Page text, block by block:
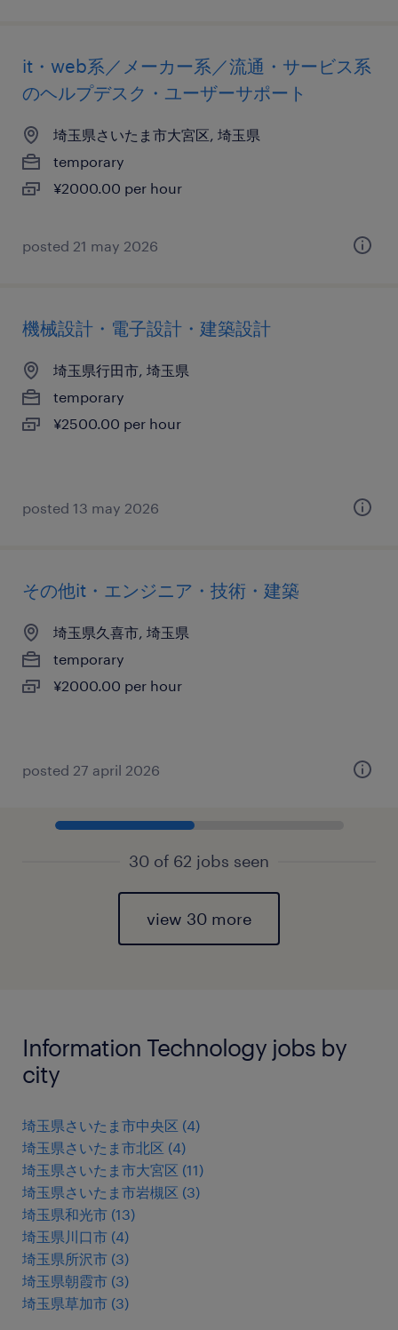
it・web系／メーカー系／流通・サービス系
のヘルプデスク・ユーザーサポート
埼玉県さいたま市大宮区, 埼玉県
temporary
¥2000.00 per hour
posted 21 may 2026
機械設計・電子設計・建築設計
埼玉県行田市, 埼玉県
temporary
¥2500.00 per hour
posted 13 may 2026
その他it・エンジニア・技術・建築
埼玉県久喜市, 埼玉県
temporary
¥2000.00 per hour
posted 27 april 2026
30 of 62 jobs seen
view 30 more
Information Technology jobs by
city
埼玉県さいたま市中央区 (4)
埼玉県さいたま市北区 (4)
埼玉県さいたま市大宮区 (11)
埼玉県さいたま市岩槻区 (3)
埼玉県和光市 (13)
埼玉県川口市 (4)
埼玉県所沢市 (3)
埼玉県朝霞市 (3)
埼玉県草加市 (3)